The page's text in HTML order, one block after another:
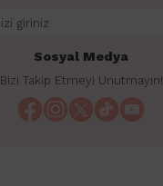
Sosyal Medya
Bizi Takip Etmeyi Unutmayın!